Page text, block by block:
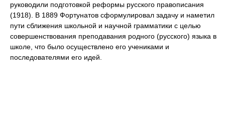
руководили подготовкой реформы русского правописания
(1918). В 1889 Фортунатов сформулировал задачу и наметил
пути сближения школьной и научной грамматики с целью
совершенствования преподавания родного (русского) языка в
школе, что было осуществлено его учениками и
последователями его идей.